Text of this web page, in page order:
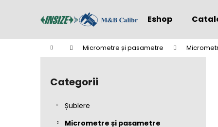
Eshop
Acasă Micrometre și pasametre
B
Sari
Categorii
Șublere
Micrometre și pasametre
Înapoi
la
Înapoi
la